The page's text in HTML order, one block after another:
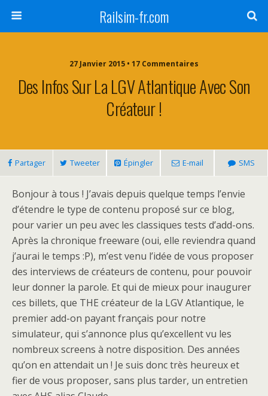
Railsim-fr.com
27 Janvier 2015 • 17 Commentaires
Des Infos Sur La LGV Atlantique Avec Son
Créateur !
Partager Tweeter Épingler E-mail SMS
Bonjour à tous ! J’avais depuis quelque temps l’envie
d’étendre le type de contenu proposé sur ce blog,
pour varier un peu avec les classiques tests d’add-ons.
Après la chronique freeware (oui, elle reviendra quand
j’aurai le temps :P), m’est venu l’idée de vous proposer
des interviews de créateurs de contenu, pour pouvoir
leur donner la parole. Et qui de mieux pour inaugurer
ces billets, que THE créateur de la LGV Atlantique, le
premier add-on payant français pour notre
simulateur, qui s’annonce plus qu’excellent vu les
nombreux screens à notre disposition. Des années
qu’on en attendait un ! Je suis donc très heureux et
fier de vous proposer, sans plus tarder, un entretien